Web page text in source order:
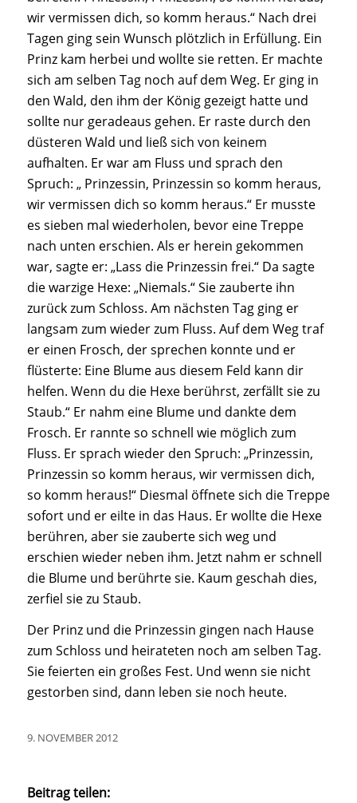
wir vermissen dich, so komm heraus.“ Nach drei
Tagen ging sein Wunsch plötzlich in Erfüllung. Ein
Prinz kam herbei und wollte sie retten. Er machte
sich am selben Tag noch auf dem Weg. Er ging in
den Wald, den ihm der König gezeigt hatte und
sollte nur geradeaus gehen. Er raste durch den
düsteren Wald und ließ sich von keinem
aufhalten. Er war am Fluss und sprach den
Spruch: „ Prinzessin, Prinzessin so komm heraus,
wir vermissen dich so komm heraus.“ Er musste
es sieben mal wiederholen, bevor eine Treppe
nach unten erschien. Als er herein gekommen
war, sagte er: „Lass die Prinzessin frei.“ Da sagte
die warzige Hexe: „Niemals.“ Sie zauberte ihn
zurück zum Schloss. Am nächsten Tag ging er
langsam zum wieder zum Fluss. Auf dem Weg traf
er einen Frosch, der sprechen konnte und er
flüsterte: Eine Blume aus diesem Feld kann dir
helfen. Wenn du die Hexe berührst, zerfällt sie zu
Staub.“ Er nahm eine Blume und dankte dem
Frosch. Er rannte so schnell wie möglich zum
Fluss. Er sprach wieder den Spruch: „Prinzessin,
Prinzessin so komm heraus, wir vermissen dich,
so komm heraus!“ Diesmal öffnete sich die Treppe
sofort und er eilte in das Haus. Er wollte die Hexe
berühren, aber sie zauberte sich weg und
erschien wieder neben ihm. Jetzt nahm er schnell
die Blume und berührte sie. Kaum geschah dies,
zerfiel sie zu Staub.
Der Prinz und die Prinzessin gingen nach Hause
zum Schloss und heirateten noch am selben Tag.
Sie feierten ein großes Fest. Und wenn sie nicht
gestorben sind, dann leben sie noch heute.
9. NOVEMBER 2012
Beitrag teilen: